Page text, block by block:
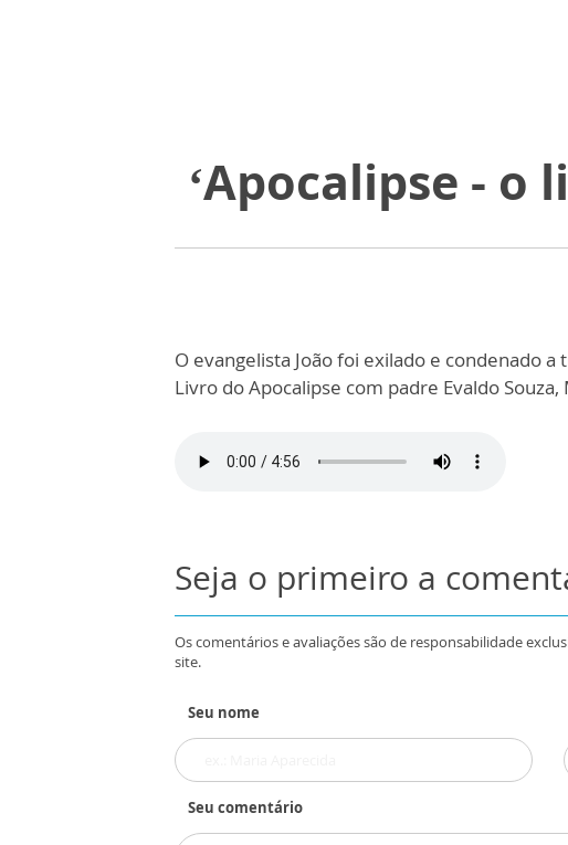
‘Apocalipse - o
O evangelista João foi exilado e condenado
Livro do Apocalipse com padre Evaldo
Seja o primeiro a
Os comentários e avaliações são de responsabilidade
site.
Seu nome
Seu comentário